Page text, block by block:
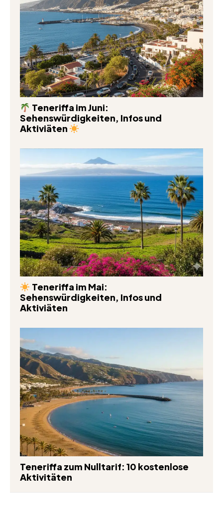
Teneriffa im Juni:
Sehenswürdigkeiten, Infos und
Aktiviäten
Teneriffa im Mai:
Sehenswürdigkeiten, Infos und
Aktiviäten
Teneriffa zum Nulltarif: 10 kostenlose
Aktivitäten